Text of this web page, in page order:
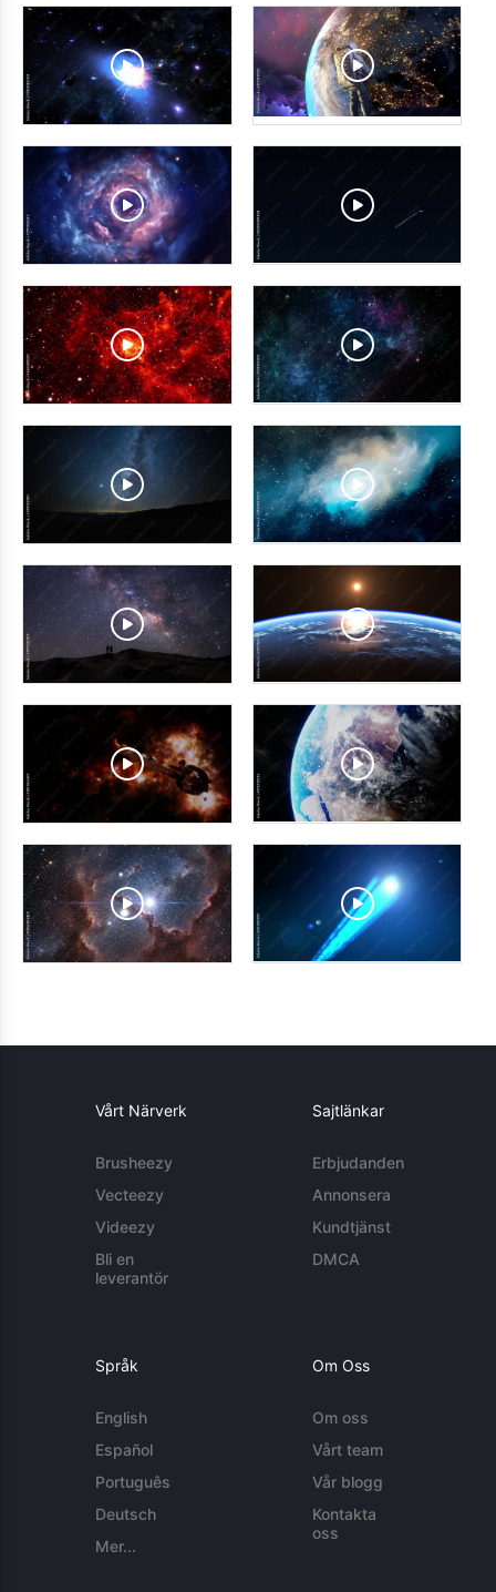
Vårt Närverk
Brusheezy
Vecteezy
Videezy
Bli en
leverantör
Sajtlänkar
Erbjudanden
Annonsera
Kundtjänst
DMCA
Språk
English
Español
Português
Deutsch
Mer...
Om Oss
Om oss
Vårt team
Vår blogg
Kontakta
oss